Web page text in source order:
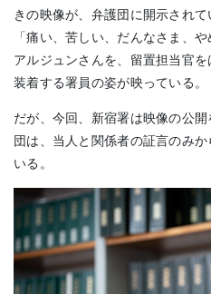
きの映像が、弁護団に開示され
「痛い、苦しい、だんなさま、
アルジュンさんを、留置担当官
装着する署員の姿が映っている。
だが、今回、新宿署は映像の公
団は、当人と関係者の証言のみ
いる。